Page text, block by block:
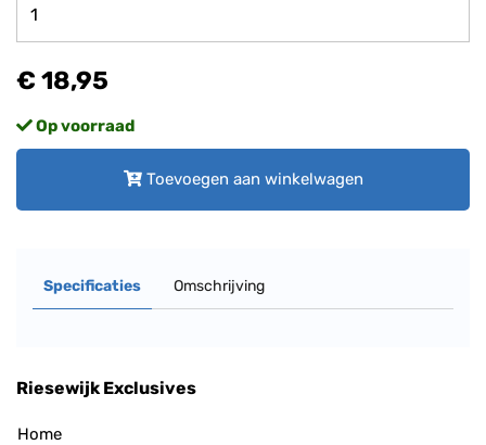
€ 18,95
Op voorraad
Toevoegen aan winkelwagen
Specificaties Omschrijving
Riesewijk Exclusives
Home